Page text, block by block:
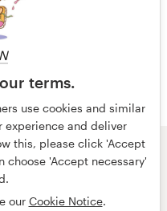
terms.
use cookies and similar
experience and deliver
this, please click 'Accept
choose 'Accept necessary'
our Cookie Notice.
door Vista